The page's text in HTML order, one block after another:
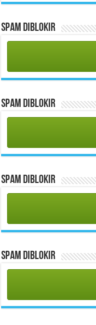
Spam Diblokir
Spam Diblokir
Spam Diblokir
Spam Diblokir